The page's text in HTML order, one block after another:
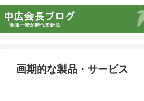
画期的な製品・サービス